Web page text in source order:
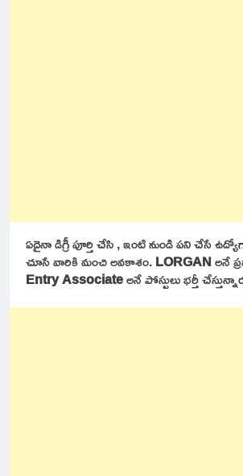
ఏదైనా డిగ్రీ పూర్తి చేసి , ఇంటి నుండి పని చేసే
చూసే వారికి మంచి అవకాశం.LORGANఅనే
Entry Associateఅనే పోస్టులు భర్తీ